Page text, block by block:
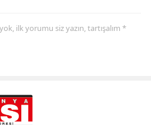
ilk yorumu siz yazın, tartışalım *